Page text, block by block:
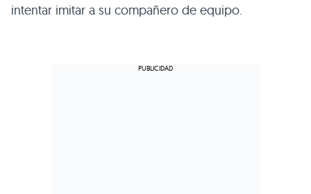
intentar imitar a su compañero de equipo.